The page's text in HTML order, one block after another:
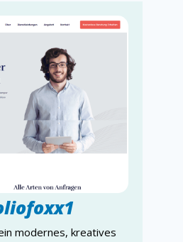
KreativFoxx
FriseurFoxx
modernes, kreatives